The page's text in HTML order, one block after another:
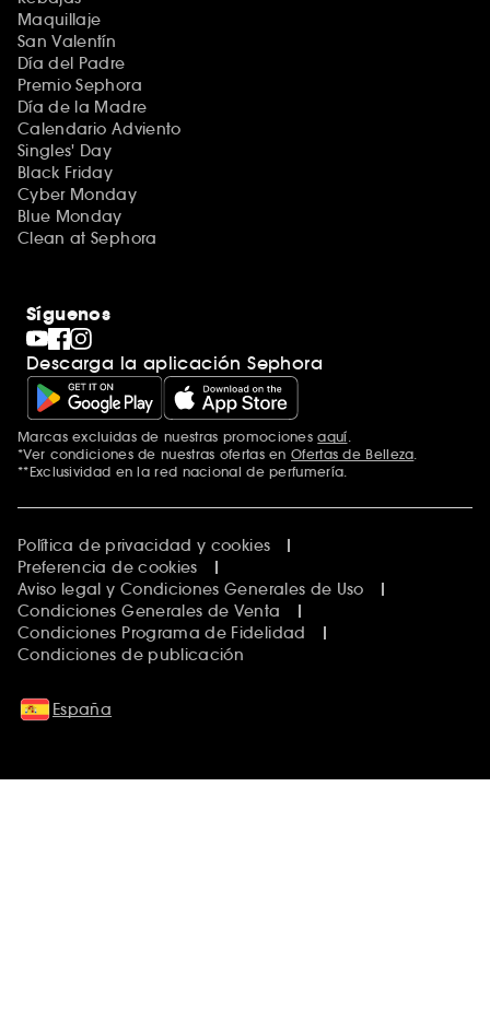
Maquillaje
San Valentín
Día del Padre
Premio Sephora
Día de la Madre
Calendario Adviento
Singles' Day
Black Friday
Cyber Monday
Blue Monday
Clean at Sephora
Síguenos
Descarga la aplicación Sephora
Marcas excluidas de nuestras promocionesaquí
*Ver condiciones de nuestras ofertas en Ofertas de Belleza
**Exclusividad en la red nacional de perfumería.
Política de privacidad y cookies
Preferencia de cookies
Aviso legal y Condiciones Generales de Uso
Condiciones Generales de Venta
Condiciones Programa de Fidelidad
Condiciones de publicación
España